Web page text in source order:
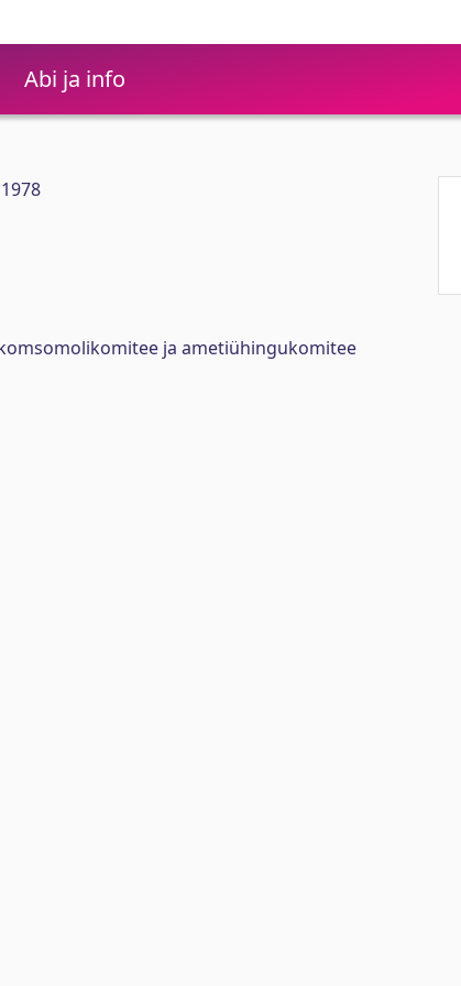
Abi ja info
ja ametiühingukomitee